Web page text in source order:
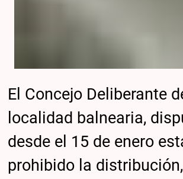
El Concejo Deliberante
localidad balnearia,
desde el 15 de enero
prohibido la